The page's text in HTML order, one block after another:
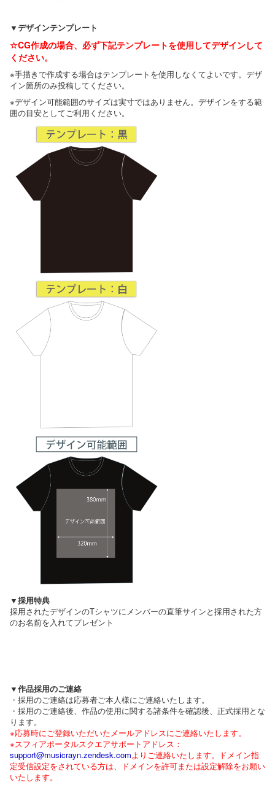
▼デザインテンプレート
☆CG作成の場合、必ず下記テンプレートを使用してデザインして
ください。
※手描きで作成する場合はテンプレートを使用しなくてよいです。デザ
イン箇所のみ投稿してください。
※デザイン可能範囲のサイズは実寸ではありません。デザインをする範
囲の目安としてご利用ください。
▼採用特典
採用されたデザインのTシャツにメンバーの直筆サインと採用された方
のお名前を入れてプレゼント
▼作品採用のご連絡
・採用のご連絡は応募者ご本人様にご連絡いたします。
・採用のご連絡後、作品の使用に関する諸条件を確認後、正式採用とな
ります。
※応募時にご登録いただいたメールアドレスにご連絡いたします。
※スフィアポータルスクエアサポートアドレス：
support@musicrayn.zendesk.comよりご連絡いたします。ドメイン指
定受信設定をされている方は、ドメインを許可または設定解除をお願い
いたします。